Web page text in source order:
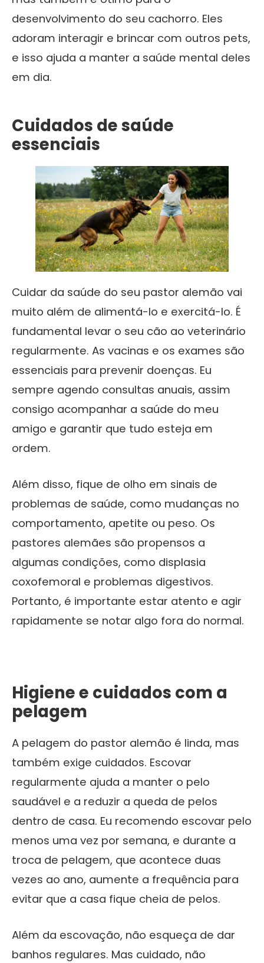
desenvolvimento do seu cachorro. Eles
adoram interagir e brincar com outros pets,
e isso ajuda a manter a saúde mental deles
em dia.
Cuidados de saúde
essenciais
Cuidar da saúde do seu pastor alemão vai
muito além de alimentá-lo e exercitá-lo. É
fundamental levar o seu cão ao veterinário
regularmente. As vacinas e os exames são
essenciais para prevenir doenças. Eu
sempre agendo consultas anuais, assim
consigo acompanhar a saúde do meu
amigo e garantir que tudo esteja em
ordem.
Além disso, fique de olho em sinais de
problemas de saúde, como mudanças no
comportamento, apetite ou peso. Os
pastores alemães são propensos a
algumas condições, como displasia
coxofemoral e problemas digestivos.
Portanto, é importante estar atento e agir
rapidamente se notar algo fora do normal.
Higiene e cuidados com a
pelagem
A pelagem do pastor alemão é linda, mas
também exige cuidados. Escovar
regularmente ajuda a manter o pelo
saudável e a reduzir a queda de pelos
dentro de casa. Eu recomendo escovar pelo
menos uma vez por semana, e durante a
troca de pelagem, que acontece duas
vezes ao ano, aumente a frequência para
evitar que a casa fique cheia de pelos.
Além da escovação, não esqueça de dar
banhos regulares. Mas cuidado, não